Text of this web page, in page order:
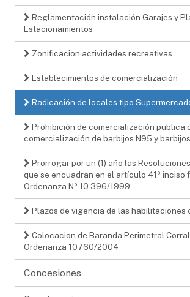
Reglamentación instalación Garajes y
Estacionamientos
Zonificacion actividades recreativas
Establecimientos de comercialización
Radicación de locales tipo
Prohibición de comercialización publica
comercialización de barbijos N95 y
Prorrogar por un (1) año las
que se encuadran en el artículo 41º inciso
Ordenanza Nº 10.396/1999
Plazos de vigencia de las habilitaciones
Colocacion de Baranda Perimetral
Ordenanza 10760/2004
Concesiones